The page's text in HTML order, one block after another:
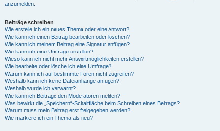
anzumelden.
Beiträge schreiben
Wie erstelle ich ein neues Thema oder eine Antwort?
Wie kann ich einen Beitrag bearbeiten oder löschen?
Wie kann ich meinem Beitrag eine Signatur anfügen?
Wie kann ich eine Umfrage erstellen?
Wieso kann ich nicht mehr Antwortmöglichkeiten erstellen?
Wie bearbeite oder lösche ich eine Umfrage?
Warum kann ich auf bestimmte Foren nicht zugreifen?
Weshalb kann ich keine Dateianhänge anfügen?
Weshalb wurde ich verwarnt?
Wie kann ich Beiträge den Moderatoren melden?
Was bewirkt die „Speichern“-Schaltfläche beim Schreiben eines Beitrags?
Warum muss mein Beitrag erst freigegeben werden?
Wie markiere ich ein Thema als neu?